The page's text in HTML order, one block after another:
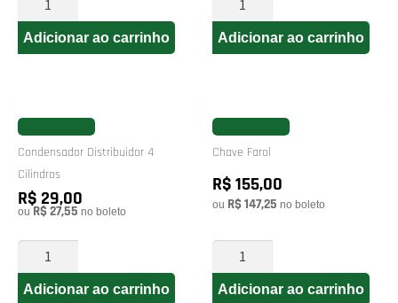
Adicionar ao carrinho Adicionar ao carrinho
Condensador Distribuidor 4
Cilindros
R$ 29,00
ou R$ 27,55 no boleto
Adicionar ao carrinho
Chave Farol
R$ 155,00
ou R$ 147,25 no boleto
Adicionar ao carrinho